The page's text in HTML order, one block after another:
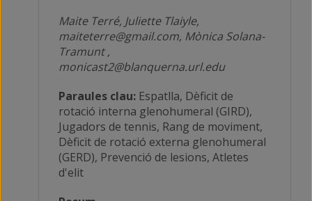
Maite Terré, Juliette Tlaiyle,
maiteterre@gmail.com, Mònica Solana-
Tramunt ,
monicast2@blanquerna.url.edu
Paraules clau: Espatlla, Dèficit de
rotació interna glenohumeral (GIRD),
Jugadors de tennis, Rang de moviment,
Dèficit de rotació externa glenohumeral
(GERD), Prevenció de lesions, Atletes
d'elit